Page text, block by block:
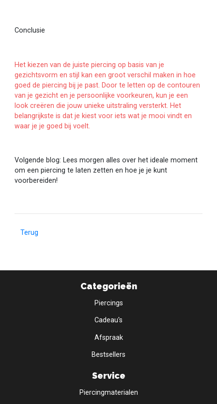
Conclusie
Het kiezen van de juiste piercing op basis van je
gezichtsvorm en stijl kan een groot verschil maken in hoe
goed de piercing bij je past. Door te letten op de contouren
van je gezicht en je persoonlijke voorkeuren, kun je een
look creëren die jouw unieke uitstraling versterkt. Het
belangrijkste is dat je kiest voor iets wat je mooi vindt en
waar je je goed bij voelt.
Volgende blog: Lees morgen alles over het ideale moment
om een piercing te laten zetten en hoe je je kunt
voorbereiden!
Terug
Categorieën
Piercings
Cadeau's
Afspraak
Bestsellers
Service
Piercingmaterialen